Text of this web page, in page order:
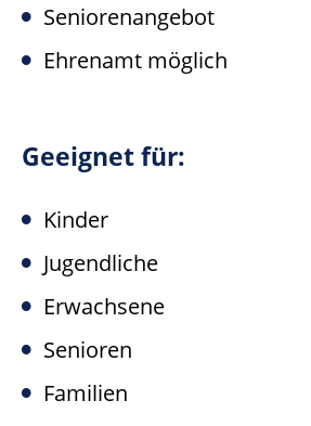
Seniorenangebot
Ehrenamt möglich
Geeignet für:
Kinder
Jugendliche
Erwachsene
Senioren
Familien